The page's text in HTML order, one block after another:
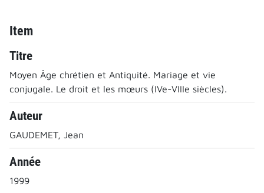
Item
Titre
Moyen Âge chrétien et Antiquité. Mariage et vie
conjugale. Le droit et les mœurs (IVe-VIIIe siècles).
Auteur
GAUDEMET, Jean
Année
1999